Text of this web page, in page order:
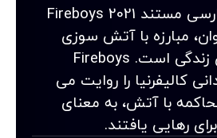
دانلود زیرنویس فارسی مستند Fireboys 2021
مبارزه با آتش سوزی
فرصت دیگری برای زندگی است. Fireboys
کالیفرنیا را روایت می
با آتش، به معنای
رهایی یافتند.